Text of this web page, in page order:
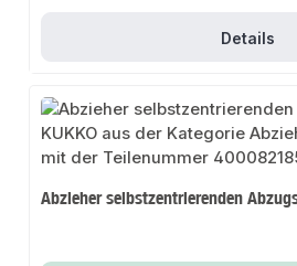
Details
Abzieher selbstzentrierenden